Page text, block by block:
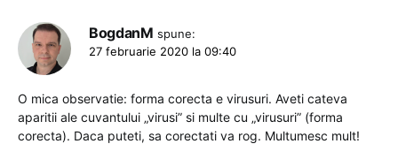
BogdanM spune:
27 februarie 2020 la 09:40
O mica observatie: forma corecta e virusuri. Aveti cateva
aparitii ale cuvantului „virusi” si multe cu „virusuri” (forma
corecta). Daca puteti, sa corectati va rog. Multumesc mult!